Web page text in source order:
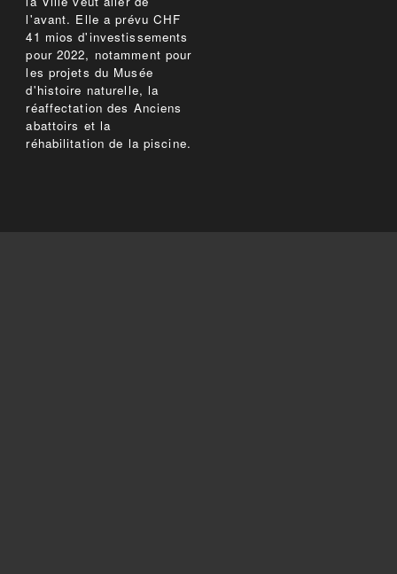
l'avant. Elle a prévu CHF
41 mios d'investissements
pour 2022, notamment pour
les projets du Musée
d'histoire naturelle, la
réaffectation des Anciens
abattoirs et la
réhabilitation de la piscine.